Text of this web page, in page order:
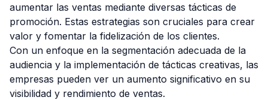
Consulta Gratis
aumentar las ventas mediante diversas tácticas de
promoción. Estas estrategias son cruciales para crear
valor y fomentar la fidelización de los clientes.
Con un enfoque en la segmentación adecuada de la
audiencia y la implementación de tácticas creativas, las
empresas pueden ver un aumento significativo en su
visibilidad y rendimiento de ventas.